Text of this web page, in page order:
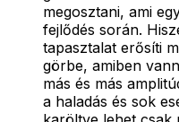
megosztani, ami
fejlődés során.
tapasztalat erősíti
görbe, amiben
más és más
a haladás és sok